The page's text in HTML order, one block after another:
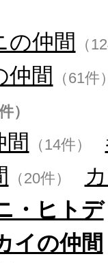
の仲間 （
仲間 （61件
）
間 （14件）
（20件）
・ヒトデ
イの仲間